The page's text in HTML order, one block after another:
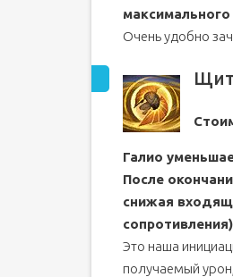
Очень удобно
Галио
После
снижая
сопротивления)
Это наша
получаемый